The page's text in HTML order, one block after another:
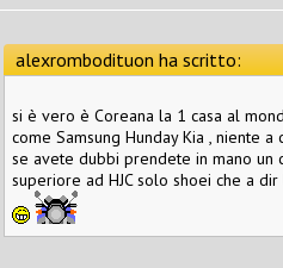
alexrombodituon ha scritto:
si è vero è Coreana la 1 casa al
come Samsung Hunday Kia , niente
se avete dubbi prendete in mano un
superiore ad HJC solo shoei che a